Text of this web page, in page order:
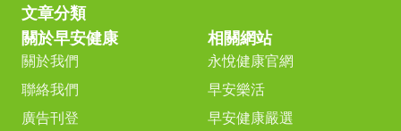
文章分類
關於早安健康
關於我們
聯絡我們
廣告刊登
相關網站
永悅健康官網
早安樂活
早安健康嚴選